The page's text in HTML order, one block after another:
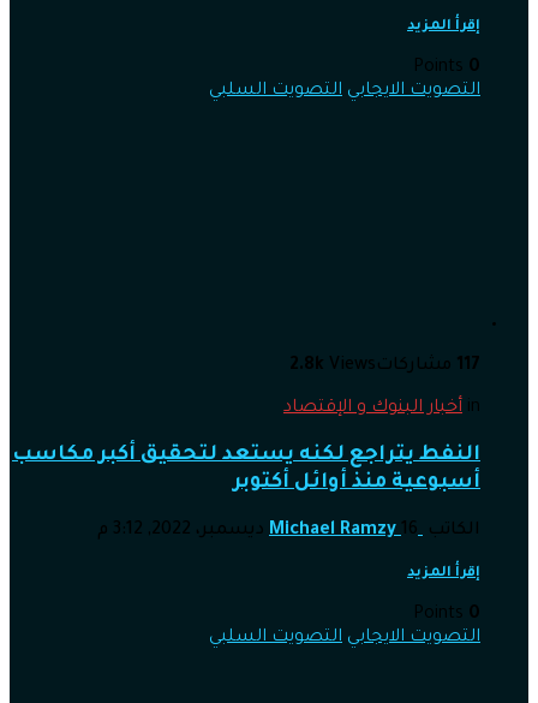
إقرأ المزيد
0
التصويت الايجابي التصويت السلبي
117 مشاركات 2.8k Views
in أخبار البنوك و الإقتصاد
النفط يتراجع لكنه يستعد لتحقيق أكبر مكاسب
أسبوعية منذ أوائل أكتوبر
الكاتب Michael Ramzy 16 ديسمبر، 2022, 3:12 م
إقرأ المزيد
0
التصويت الايجابي التصويت السلبي